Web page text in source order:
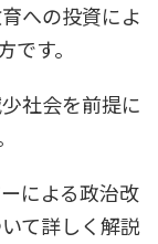
への投資によ
す。
社会を前提に
による政治改
て詳しく解説